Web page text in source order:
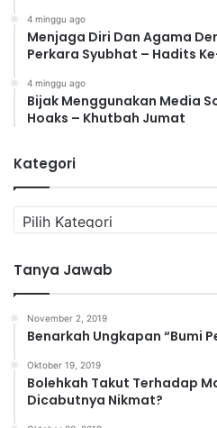
4 minggu ago
Menjaga Diri Dan Agama
Perkara Syubhat – Hadits
4 minggu ago
Bijak Menggunakan Media
Hoaks – Khutbah Jumat
Kategori
a
e
g
Tanya Jawab
November 2, 2019
Benarkah Ungkapan “Bumi
Oktober 19, 2019
Bolehkah Takut Terhadap
Dicabutnya Nikmat?